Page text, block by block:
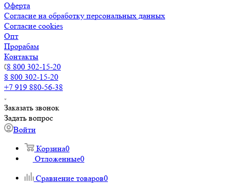
Оферта
Согласие на обработку персональных данных
Согласие cookies
Опт
Прорабам
Контакты
8 800 302-15-20
8 800 302-15-20
+7 919 880-56-38
Заказать звонок
Задать вопрос
Войти
Корзина0
Отложенные0
Сравнение товаров0